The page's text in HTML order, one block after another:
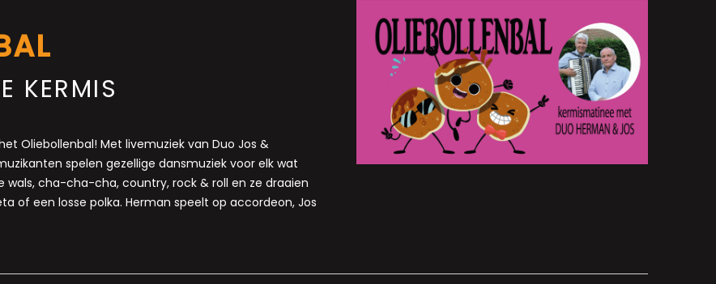
KERMIS
Oliebollenbal! Met livemuziek van Duo Jos &
spelen gezellige dansmuziek voor elk wat
wals, cha-cha-cha, country, rock & roll en ze draaien
of een losse polka. Herman speelt op accordeon, Jos